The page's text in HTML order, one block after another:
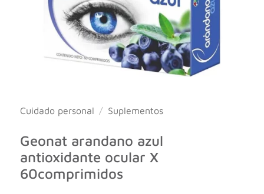
Cuidado personal / Suplementos
Geonat arandano azul
antioxidante ocular X
60comprimidos